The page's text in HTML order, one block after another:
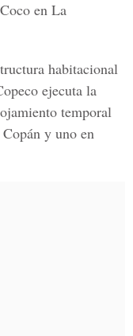
en La
habitacional
ejecuta la
temporal
y uno en